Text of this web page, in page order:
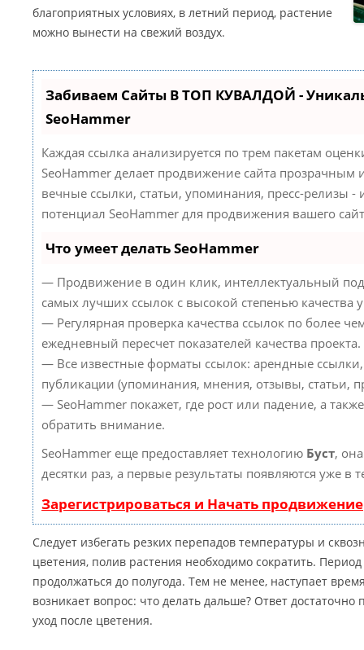
благоприятных условиях, в летний период, растение
можно вынести на свежий воздух.
Забиваем Сайты В ТОП КУВАЛДОЙ -
SeoHammer
Каждая ссылка анализируется по трем пакетам
SeoHammer делает продвижение сайта прозрачным
вечные ссылки, статьи, упоминания, пресс-релизы -
потенциал SeoHammer для продвижения вашего
Что умеет делать SeoHammer
— Продвижение в один клик, интеллектуальный
самых лучших ссылок с высокой степенью качества
— Регулярная проверка качества ссылок по более
ежедневный пересчет показателей качества проекта.
— Все известные форматы ссылок: арендные
публикации (упоминания, мнения, отзывы, статьи,
— SeoHammer покажет, где рост или падение, а
обратить внимание.
SeoHammer еще предоставляет технологию Буст,
десятки раз, а первые результаты появляются уже в
Зарегистрироваться и Начать продвижение
Следует избегать резких перепадов температуры и
цветения, полив растения необходимо сократить.
продолжаться до полугода. Тем не менее, наступает
возникает вопрос: что делать дальше? Ответ
уход после цветения.